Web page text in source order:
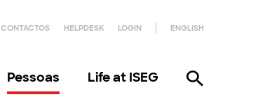
CONTACTOS HELPDESK LOGIN ENGLISH
Pessoas Life at ISEG